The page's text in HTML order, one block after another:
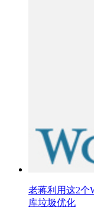
老蒋利用这2个
库垃圾优化